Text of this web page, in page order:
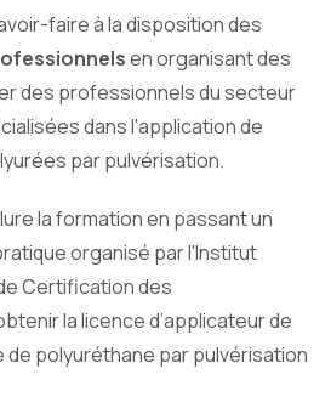
faire à la disposition des
en organisant des
des professionnels du secteur
dans l'application de
par pulvérisation.
la formation en passant un
organisé par l'Institut
Certification des
la licence d’applicateur de
de polyuréthane par pulvérisation